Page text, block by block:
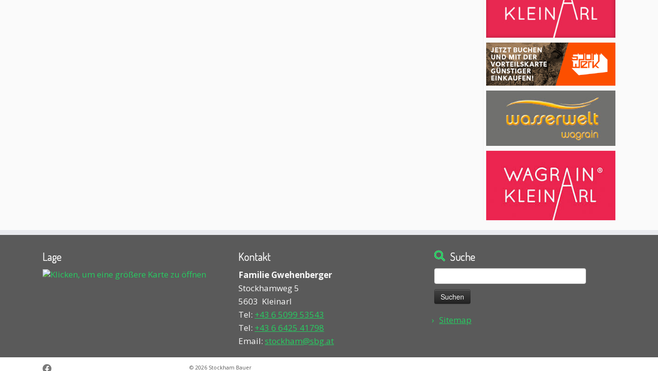
Lage Kontakt
Familie Gwehenberger
Stockhamweg 5
5603 Kleinarl
Tel: +43 6 5099 53543
Tel: +43 6 6425 41798
Email: stockham@sbg.at
Suche
Suchen
nach:
Sitemap
© 2026 Stockham Bauer